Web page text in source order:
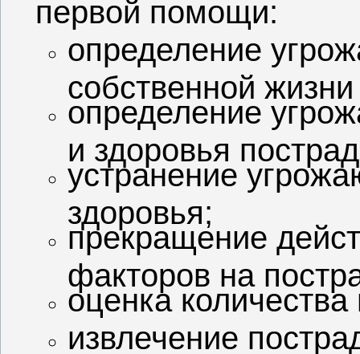
первой помощи:
определение
собственной
определение
и здоровья
устранение
здоровья;
прекращение
факторов на
оценка
извлечение